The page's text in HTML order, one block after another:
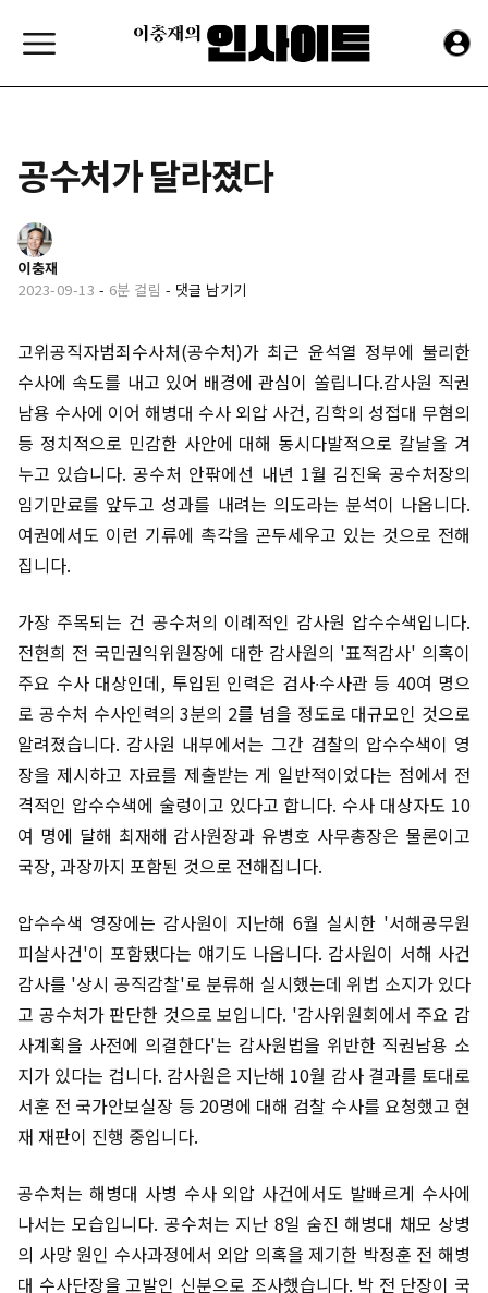
공수처가 달라졌다
이충재
2023-09-13 - 6분 걸림 - 댓글 남기기
고위공직자범죄수사처(공수처)가 최근 윤석열 정부에 불리한
수사에 속도를 내고 있어 배경에 관심이 쏠립니다.감사원 직권
남용 수사에 이어 해병대 수사 외압 사건, 김학의 성접대 무혐의
등 정치적으로 민감한 사안에 대해 동시다발적으로 칼날을 겨
누고 있습니다. 공수처 안팎에선 내년 1월 김진욱 공수처장의
임기만료를 앞두고 성과를 내려는 의도라는 분석이 나옵니다.
여권에서도 이런 기류에 촉각을 곤두세우고 있는 것으로 전해
집니다.
가장 주목되는 건 공수처의 이례적인 감사원 압수수색입니다.
전현희 전 국민권익위원장에 대한 감사원의 '표적감사' 의혹이
주요 수사 대상인데, 투입된 인력은 검사∙수사관 등 40여 명으
로 공수처 수사인력의 3분의 2를 넘을 정도로 대규모인 것으로
알려졌습니다. 감사원 내부에서는 그간 검찰의 압수수색이 영
장을 제시하고 자료를 제출받는 게 일반적이었다는 점에서 전
격적인 압수수색에 술렁이고 있다고 합니다. 수사 대상자도 10
여 명에 달해 최재해 감사원장과 유병호 사무총장은 물론이고
국장, 과장까지 포함된 것으로 전해집니다.
압수수색 영장에는 감사원이 지난해 6월 실시한 '서해공무원
피살사건'이 포함됐다는 얘기도 나옵니다. 감사원이 서해 사건
감사를 '상시 공직감찰'로 분류해 실시했는데 위법 소지가 있다
고 공수처가 판단한 것으로 보입니다. '감사위원회에서 주요 감
사계획을 사전에 의결한다'는 감사원법을 위반한 직권남용 소
지가 있다는 겁니다. 감사원은 지난해 10월 감사 결과를 토대로
서훈 전 국가안보실장 등 20명에 대해 검찰 수사를 요청했고 현
재 재판이 진행 중입니다.
공수처는 해병대 사병 수사 외압 사건에서도 발빠르게 수사에
나서는 모습입니다. 공수처는 지난 8일 숨진 해병대 채모 상병
의 사망 원인 수사과정에서 외압 의혹을 제기한 박정훈 전 해병
대 수사단장을 고발인 신분으로 조사했습니다. 박 전 단장이 국